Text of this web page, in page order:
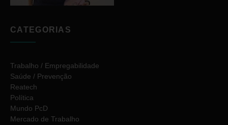
CATEGORIAS
Trabalho / Empregabilidade
Saúde / Prevenção
Reatech
Política
Mundo PcD
Mercado de Trabalho